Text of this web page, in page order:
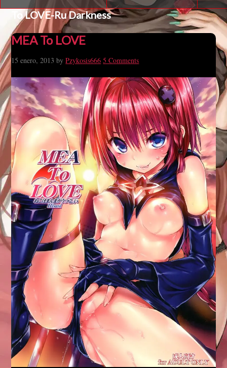
To LOVE-Ru Darkness
MEA To LOVE
15 enero, 2013 byPzykosis666 5 Comments